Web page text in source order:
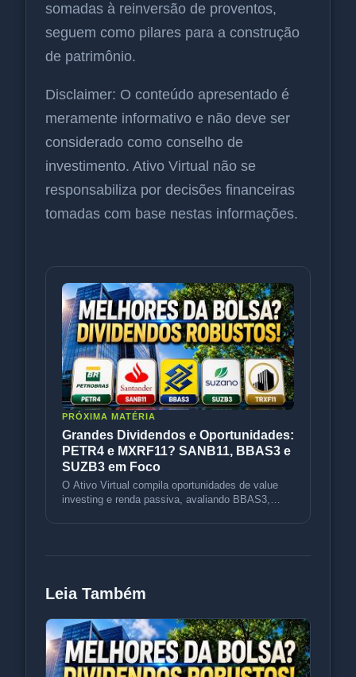
somadas à reinversão de proventos,
seguem como pilares para a construção
de patrimônio.
Disclaimer: O conteúdo apresentado é
meramente informativo e não deve ser
considerado como conselho de
investimento. Ativo Virtual não se
responsabiliza por decisões financeiras
tomadas com base nestas informações.
PRÓXIMA MATÉRIA
Grandes Dividendos e Oportunidades:
PETR4 e MXRF11? SANB11, BBAS3 e
SUZB3 em Foco
O Ativo Virtual compila oportunidades de value
investing e renda passiva, avaliando BBAS3,
Leia Também